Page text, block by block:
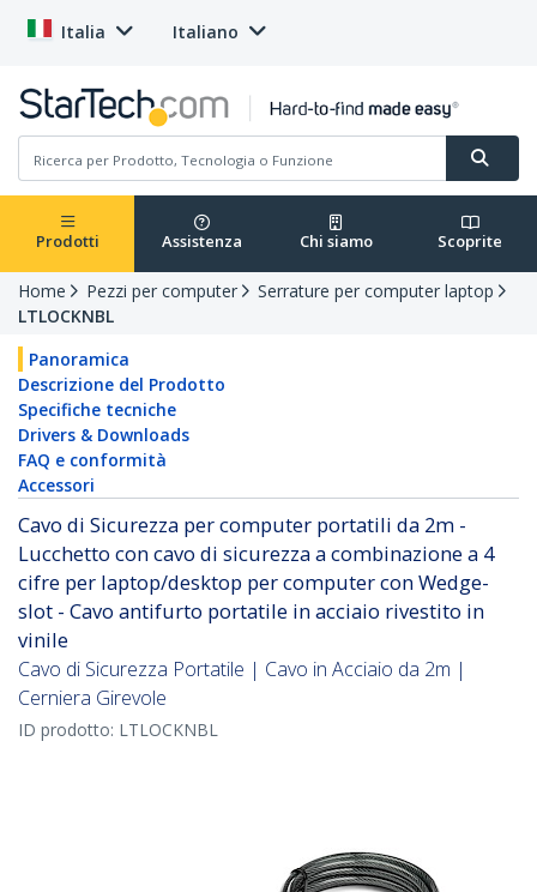
Italia Italiano
Prodotti Assistenza Chi siamo Scoprite
Home Pezzi per computer
Serrature per computer laptop
LTLOCKNBL
Panoramica
Descrizione del Prodotto
Specifiche tecniche
Drivers & Downloads
FAQ e conformità
Accessori
Cavo di Sicurezza per computer portatili da 2m -
Lucchetto con cavo di sicurezza a combinazione a 4
cifre per laptop/desktop per computer con Wedge-
slot - Cavo antifurto portatile in acciaio rivestito in
vinile
Cavo di Sicurezza Portatile | Cavo in Acciaio da 2m |
Cerniera Girevole
ID prodotto: LTLOCKNBL